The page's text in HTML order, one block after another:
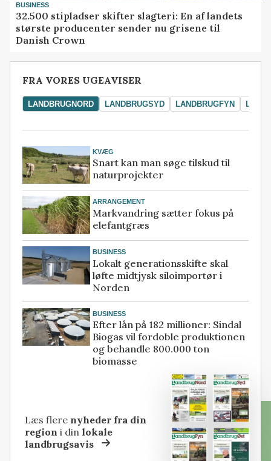
BUSINESS
32.500 stipladser skifter slagteri: En af landets
største producenter sender nu grisene til
Danish Crown
FRA VORES UGEAVISER
LANDBRUGNORD LANDBRUGSYD LANDBRUGFYN
KVÆG
Snart kan man søge tilskud til
naturprojekter
ARRANGEMENT
Markvandring sætter fokus på
elefantgræs
BUSINESS
Lokalt generationsskifte skal
løfte midtjysk siloimportør i
Norden
BUSINESS
Efter lån på 182 millioner: Sindal
Biogas vil fordoble produktionen
og behandle 800.000 ton
biomasse
Læs flere nyheder fra din
region i dinlokale
landbrugsavis